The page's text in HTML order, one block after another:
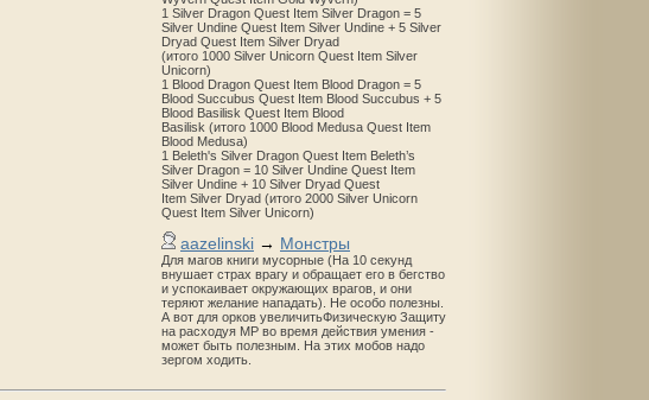
1 Silver Dragon Quest Item Silver Dragon = 5
Silver Undine Quest Item Silver Undine + 5 Silver
Dryad Quest Item Silver Dryad
(итого 1000 Silver Unicorn Quest Item Silver
Unicorn)
1 Blood Dragon Quest Item Blood Dragon = 5
Blood Succubus Quest Item Blood Succubus + 5
Blood Basilisk Quest Item Blood
Basilisk (итого 1000 Blood Medusa Quest Item
Blood Medusa)
1 Beleth's Silver Dragon Quest Item Beleth’s
Silver Dragon = 10 Silver Undine Quest Item
Silver Undine + 10 Silver Dryad Quest
Item Silver Dryad (итого 2000 Silver Unicorn
Quest Item Silver Unicorn)
aazelinski → Монстры
Для магов книги мусорные (На 10 секунд
внушает страх врагу и обращает его в бегство
и успокаивает окружающих врагов, и они
теряют желание нападать). Не особо полезны.
А вот для орков увеличитьФизическую Защиту
на расходуя MP во время действия умения -
может быть полезным. На этих мобов надо
зергом ходить.